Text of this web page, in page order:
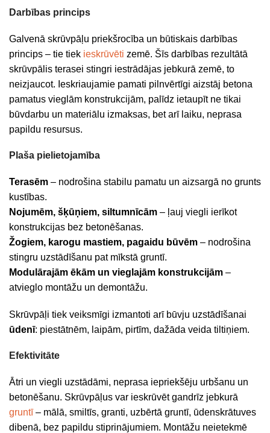
Darbības princips
Galvenā skrūvpāļu priekšrocība un būtiskais darbības
princips – tie tiek ieskrūvēti zemē. Šīs darbības rezultātā
skrūvpālis terasei stingri iestrādājas jebkurā zemē, to
neizjaucot. Ieskriaujamie pamati pilnvērtīgi aizstāj betona
pamatus vieglām konstrukcijām, palīdz ietaupīt ne tikai
būvdarbu un materiālu izmaksas, bet arī laiku, neprasa
papildu resursus.
Plaša pielietojamība
Terasēm – nodrošina stabilu pamatu un aizsargā no grunts
kustības.
Nojumēm, šķūņiem, siltumnīcām – ļauj viegli ierīkot
konstrukcijas bez betonēšanas.
Žogiem, karogu mastiem, pagaidu būvēm – nodrošina
stingru uzstādīšanu pat mīkstā gruntī.
Modulārajām ēkām un vieglajām konstrukcijām –
atvieglo montāžu un demontāžu.
Skrūvpāļi tiek veiksmīgi izmantoti arī būvju uzstādīšanai
ūdenī: piestātnēm, laipām, pirtīm, dažāda veida tiltiņiem.
Efektivitāte
Ātri un viegli uzstādāmi, neprasa iepriekšēju urbšanu un
betonēšanu. Skrūvpāļus var ieskrūvēt gandrīz jebkurā
gruntī– mālā, smiltīs, granti, uzbērtā gruntī, ūdenskrātuves
dibenā, bez papildu stiprinājumiem. Montāžu neietekmē